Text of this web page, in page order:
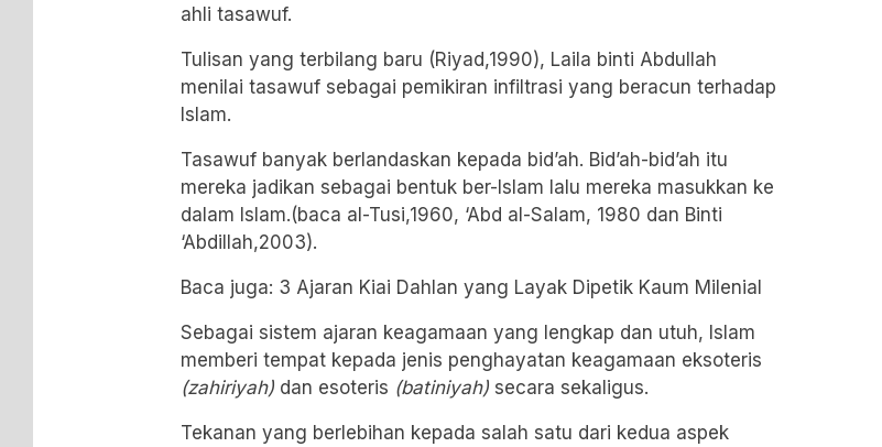
ahli tasawuf.
Tulisan yang terbilang baru (Riyad,1990), Laila binti Abdullah
menilai tasawuf sebagai pemikiran infiltrasi yang beracun terhadap
Islam.
Tasawuf banyak berlandaskan kepada bid’ah. Bid’ah-bid’ah itu
mereka jadikan sebagai bentuk ber-Islam lalu mereka masukkan ke
dalam Islam.(baca al-Tusi,1960, ‘Abd al-Salam, 1980 dan Binti
‘Abdillah,2003).
Baca juga: 3 Ajaran Kiai Dahlan yang Layak Dipetik Kaum Milenial
Sebagai sistem ajaran keagamaan yang lengkap dan utuh, Islam
memberi tempat kepada jenis penghayatan keagamaan eksoteris
(zahiriyah) dan esoteris (batiniyah) secara sekaligus.
Tekanan yang berlebihan kepada salah satu dari kedua aspek